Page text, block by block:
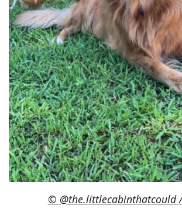
© @the.littlecabinthatcould